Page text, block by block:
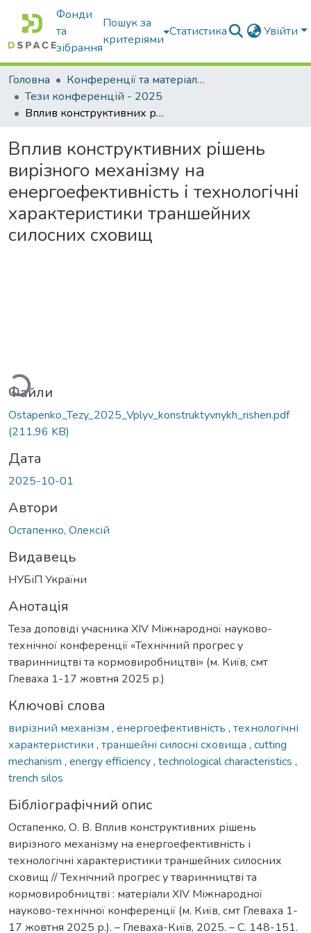
Фонди
та
зібрання
Пошук за
критеріями
Статистика Увійти
Головна
Конференції та матеріали конференцій
Тези конференцій - 2025
Вплив конструктивних рішень вирізного механізму на енергоефективність і технологічні характеристики траншейних силосних сховищ
Вплив конструктивних рішень
вирізного механізму на
енергоефективність і технологічні
характеристики траншейних
силосних сховищ
Файли
Ostapenko_Tezy_2025_Vplyv_konstruktyvnykh_rishen.pdf
(211,96 KB)
Дата
2025-10-01
Автори
Остапенко, Олексій
Видавець
НУБіП України
Анотація
Теза доповіді учасника XІV Міжнародної науково-
технічної конференції «Технічний прогрес у
тваринництві та кормовиробництві» (м. Київ, смт
Глеваха 1-17 жовтня 2025 р.)
Ключові слова
вирізний механізм , енергоефективність , технологічні
характеристики , траншейні силосні сховища , cutting
mechanism , energy efficiency, technological characteristics ,
trench silos
Бібліографічний опис
Остапенко, О. В. Вплив конструктивних рішень
вирізного механізму на енергоефективність і
технологічні характеристики траншейних силосних
сховищ // Технічний прогрес у тваринництві та
кормовиробництві : матеріали XІV Міжнародної
науково-технічної конференції (м. Київ, смт Глеваха 1-
17 жовтня 2025 р.). – Глеваха-Київ, 2025. – С. 148-151.